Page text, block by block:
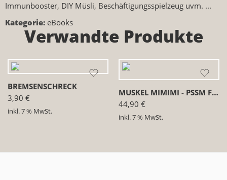
Immunbooster, DIY Müsli, Beschäftigungsspielzeug uvm. ...
Kategorie: eBooks
Verwandte Produkte
BREMSENSCHRECK
3,90 €
inkl. 7 % MwSt.
MUSKEL MIMIMI - PSSM FIBEL EBOOK
44,90 €
inkl. 7 % MwSt.